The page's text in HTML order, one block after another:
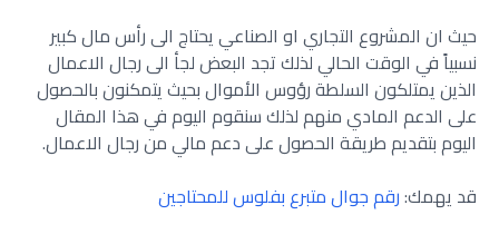
حيث ان المشروع التجاري او الصناعي يحتاج الى رأس مال كبير
نسبياً في الوقت الحالي لذلك تجد البعض لجأ الى رجال الاعمال
الذين يمتلكون السلطة رؤوس الأموال بحيث يتمكنون بالحصول
على الدعم المادي منهم لذلك سنقوم اليوم في هذا المقال
اليوم بتقديم طريقة الحصول على دعم مالي من رجال الاعمال.
قد يهمك:رقم جوال متبرع بفلوس للمحتاجين